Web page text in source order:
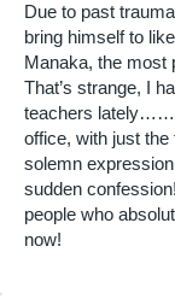
Due to past
bring himself to
Manaka, the most
That’s strange, I
teachers lately……
office, with just
solemn
sudden
people who
now!